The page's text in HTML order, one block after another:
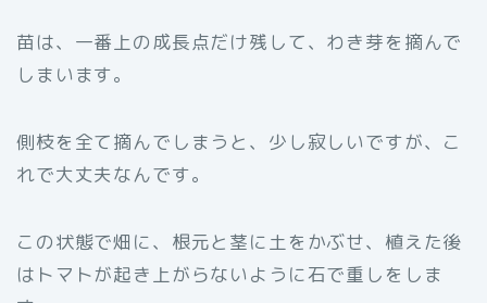
苗は、一番上の成長点だけ残して、わき芽を摘んで
しまいます。
側枝を全て摘んでしまうと、少し寂しいですが、こ
れで大丈夫なんです。
この状態で畑に、根元と茎に土をかぶせ、植えた後
はトマトが起き上がらないように石で重しをしま